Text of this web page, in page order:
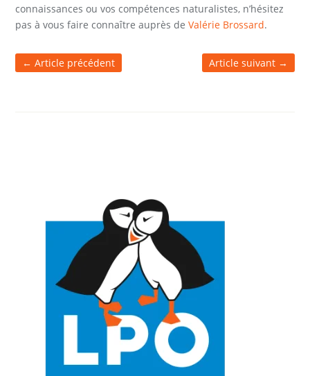
connaissances ou vos compétences naturalistes, n’hésitez
pas à vous faire connaître auprès deValérie Brossard.
←Article précédent Article suivant→